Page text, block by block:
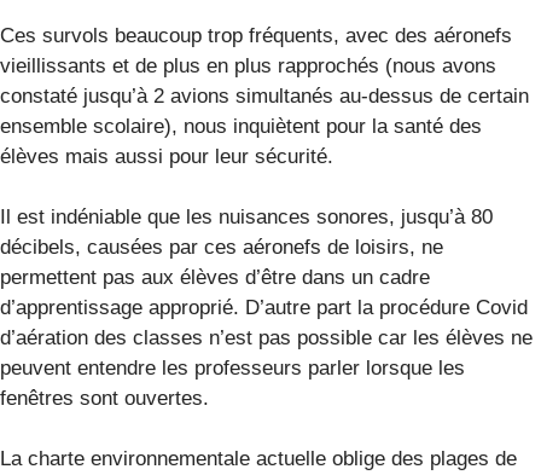
Ces survols beaucoup trop fréquents, avec des aéronefs
vieillissants et de plus en plus rapprochés (nous avons
constaté jusqu’à 2 avions simultanés au-dessus de certain
ensemble scolaire), nous inquiètent pour la santé des
élèves mais aussi pour leur sécurité.
Il est indéniable que les nuisances sonores, jusqu’à 80
décibels, causées par ces aéronefs de loisirs, ne
permettent pas aux élèves d’être dans un cadre
d’apprentissage approprié. D’autre part la procédure Covid
d’aération des classes n’est pas possible car les élèves ne
peuvent entendre les professeurs parler lorsque les
fenêtres sont ouvertes.
La charte environnementale actuelle oblige des plages de